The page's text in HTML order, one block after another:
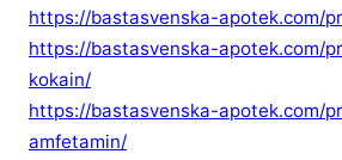
https://bastasvenska-apotek.com/
https://bastasvenska-apotek.com/
kokain/
https://bastasvenska-apotek.com/
amfetamin/